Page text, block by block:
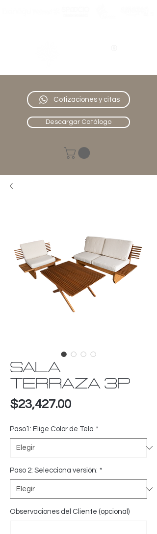
Cotizaciones y citas
Descargar Catálogo
SALA
TERRAZA 3P
$23,427.00Precio
Paso1: Elige Color de Tela *
Paso 2: Selecciona versión: *
Observaciones del Cliente (opcional)